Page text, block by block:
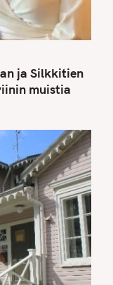
ja Silkkitien
muistia